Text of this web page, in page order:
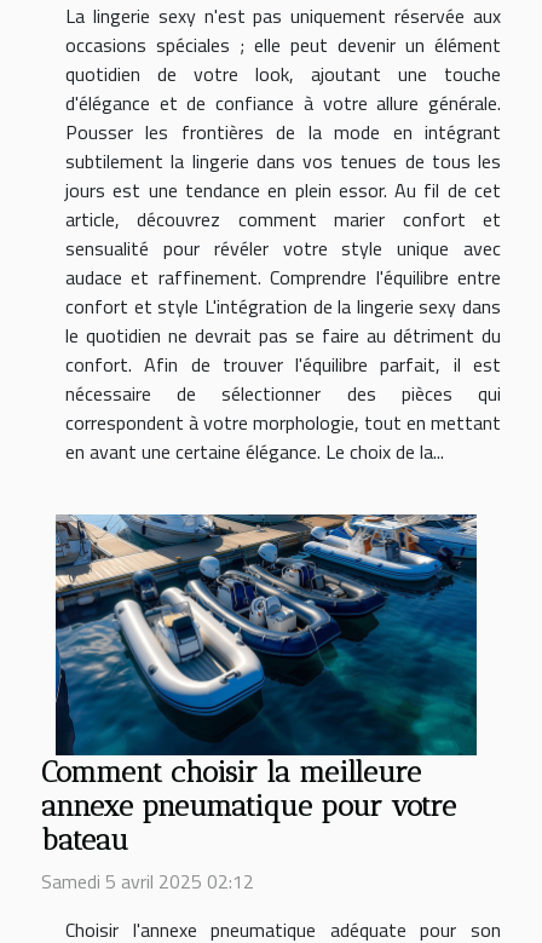
La lingerie sexy n'est pas uniquement réservée aux
occasions spéciales ; elle peut devenir un élément
quotidien de votre look, ajoutant une touche
d'élégance et de confiance à votre allure générale.
Pousser les frontières de la mode en intégrant
subtilement la lingerie dans vos tenues de tous les
jours est une tendance en plein essor. Au fil de cet
article, découvrez comment marier confort et
sensualité pour révéler votre style unique avec
audace et raffinement. Comprendre l'équilibre entre
confort et style L'intégration de la lingerie sexy dans
le quotidien ne devrait pas se faire au détriment du
confort. Afin de trouver l'équilibre parfait, il est
nécessaire de sélectionner des pièces qui
correspondent à votre morphologie, tout en mettant
en avant une certaine élégance. Le choix de la...
Comment choisir la meilleure
annexe pneumatique pour votre
bateau
Samedi 5 avril 2025 02:12
Choisir l'annexe pneumatique adéquate pour son